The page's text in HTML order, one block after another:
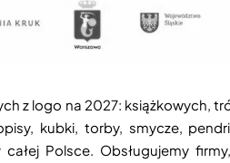
z logo na 2027: książkowych,
kubki, torby, smycze,
Polsce. Obsługujemy